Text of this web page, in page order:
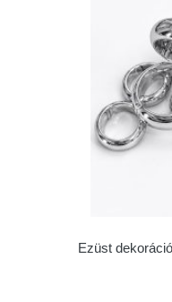
Ezüst